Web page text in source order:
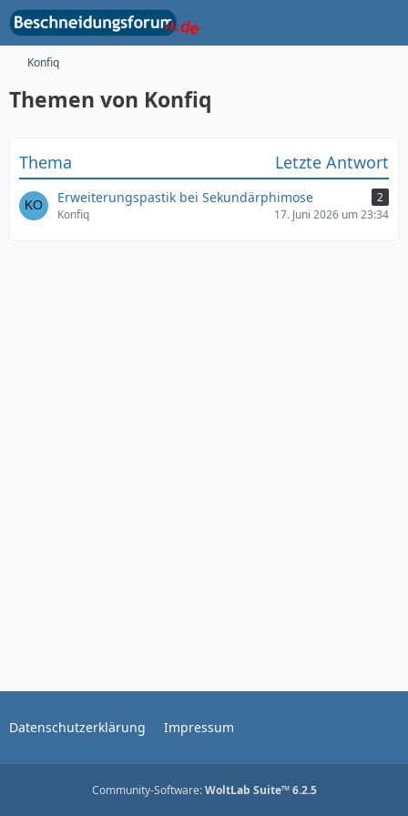
Konfiq
Themen von Konfiq
Thema Letzte Antwort
Erweiterungspastik bei Sekundärphimose
2
Konfiq
17. Juni 2026 um 23:34
Datenschutzerklärung Impressum
Community-Software:WoltLab Suite™ 6.2.5